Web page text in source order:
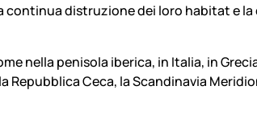
distruzione dei loro habitat e
nella penisola iberica, in Italia, in
Ceca, la Scandinavia